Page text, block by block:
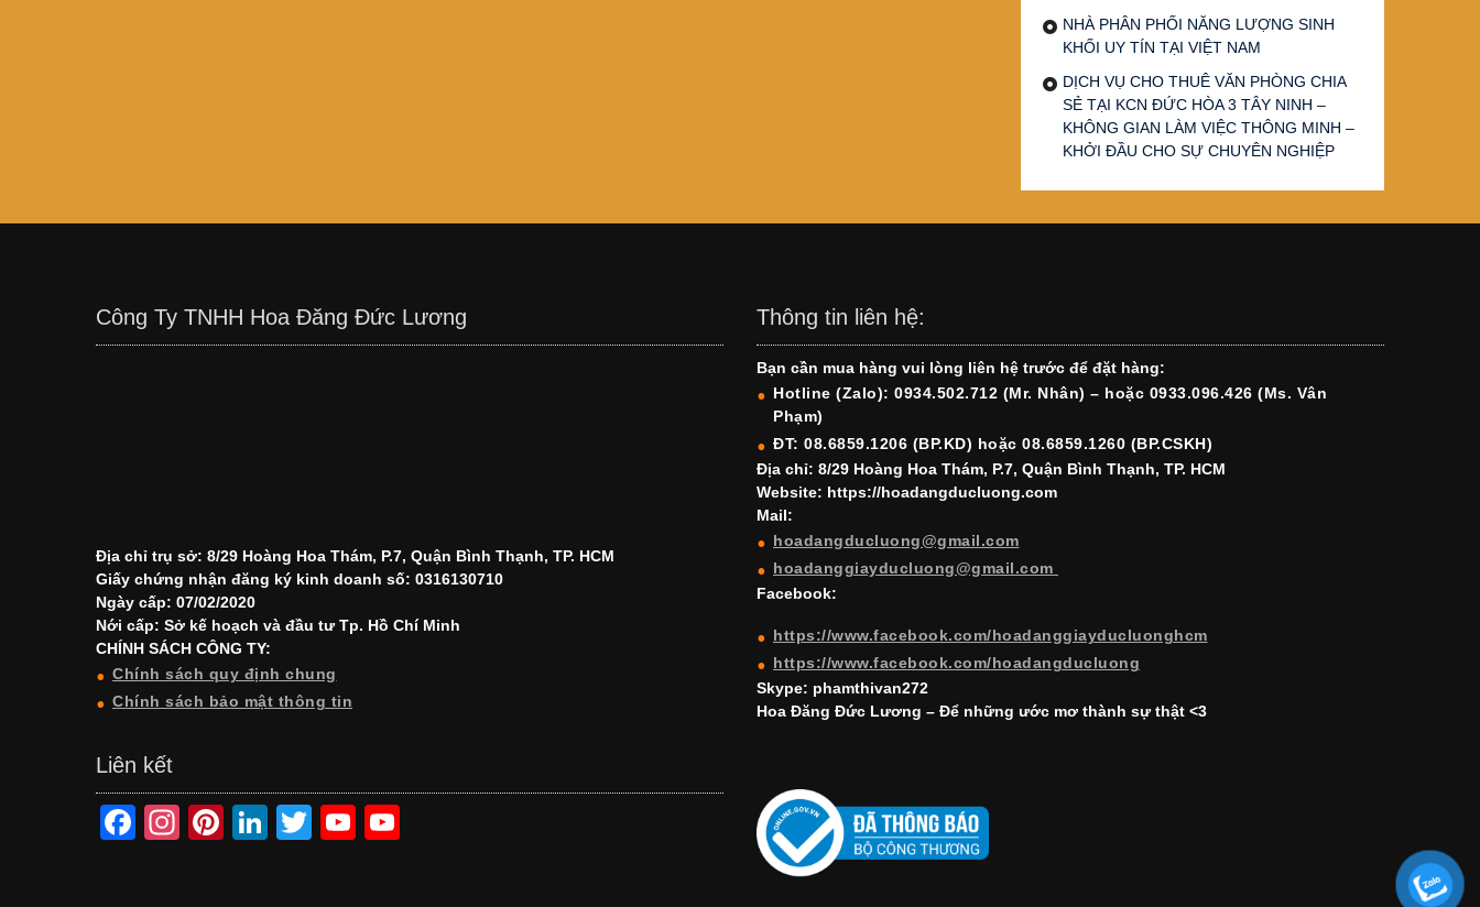
NHÀ PHÂN PHỐI NĂNG LƯỢNG SINH
KHỐI UY TÍN TẠI VIỆT NAM
DỊCH VỤ CHO THUÊ VĂN PHÒNG CHIA
SẺ TẠI KCN ĐỨC HÒA 3 TÂY NINH –
KHÔNG GIAN LÀM VIỆC THÔNG MINH –
KHỞI ĐẦU CHO SỰ CHUYÊN NGHIỆP
Công Ty TNHH Hoa Đăng Đức Lương
Địa chỉ trụ sở: 8/29 Hoàng Hoa Thám, P.7, Quận Bình Thạnh, TP. HCM
Giấy chứng nhận đăng ký kinh doanh số: 0316130710
Ngày cấp: 07/02/2020
Nới cấp: Sở kế hoạch và đầu tư Tp. Hồ Chí Minh
CHÍNH SÁCH CÔNG TY:
Chính sách quy định chung
Chính sách bảo mật thông tin
Liên kết
F
In
Pi
Li
T
Y
Thông tin liên hệ:
Bạn cần mua hàng vui lòng liên hệ trước để đặt hàng:
Hotline (Zalo): 0934.502.712 (Mr. Nhân) – hoặc 0933.096.426 (Ms. Vân
Phạm)
ĐT: 08.6859.1206 (BP.KD) hoặc 08.6859.1260 (BP.CSKH)
Địa chỉ: 8/29 Hoàng Hoa Thám, P.7, Quận Bình Thạnh, TP. HCM
Website: https://hoadangducluong.com
Mail:
hoadangducluong@gmail.com
hoadanggiayducluong@gmail.com
Facebook:
https://www.facebook.com/hoadanggiayducluonghcm
https://www.facebook.com/hoadangducluong
Skype: phamthivan272
Hoa Đăng Đức Lương – Để những ước mơ thành sự thật <3